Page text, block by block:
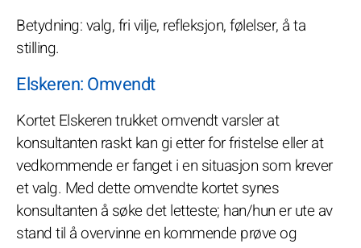
Betydning: valg, fri vilje, refleksjon, følelser, å ta
stilling.
Elskeren: Omvendt
Kortet Elskeren trukket omvendt varsler at
konsultanten raskt kan gi etter for fristelse eller at
vedkommende er fanget i en situasjon som krever
et valg. Med dette omvendte kortet synes
konsultanten å søke det letteste; han/hun er ute av
stand til å overvinne en kommende prøve og